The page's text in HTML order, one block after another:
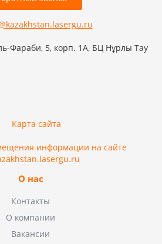
Фараби, 5, корп. 1А, БЦ Нұрлы Тау
Карта сайта
информации на сайте
О нас
Контакты
О компании
Вакансии